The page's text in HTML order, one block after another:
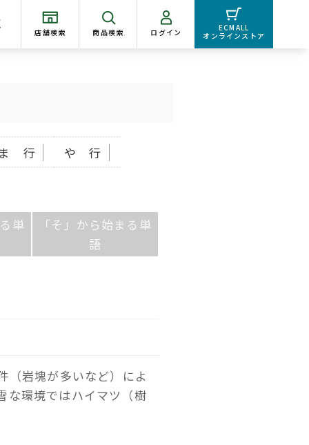
店舗検索 商品検索 ログイン
ECMALL
オンラインストア
行 や 行
単
「そ」から始まる単
語
（岩塊が多いなど）によ
な環境ではハイマツ（樹